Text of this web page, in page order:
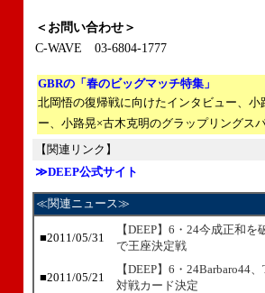
＜お問い合わせ＞
C-WAVE 03-6804-1777
GBRの「春のビッグマッチ特集」
北岡悟の復帰戦に向けたインタビュー、
ー、小路晃×古木克明のグラップリングス
【関連リンク】
≫DEEP公式サイト
≪関連ニュース≫
■2011/05/31
【DEEP】6・24今成正和
で王座決定戦
■2011/05/21
【DEEP】6・24Barbaro44
対戦カード決定